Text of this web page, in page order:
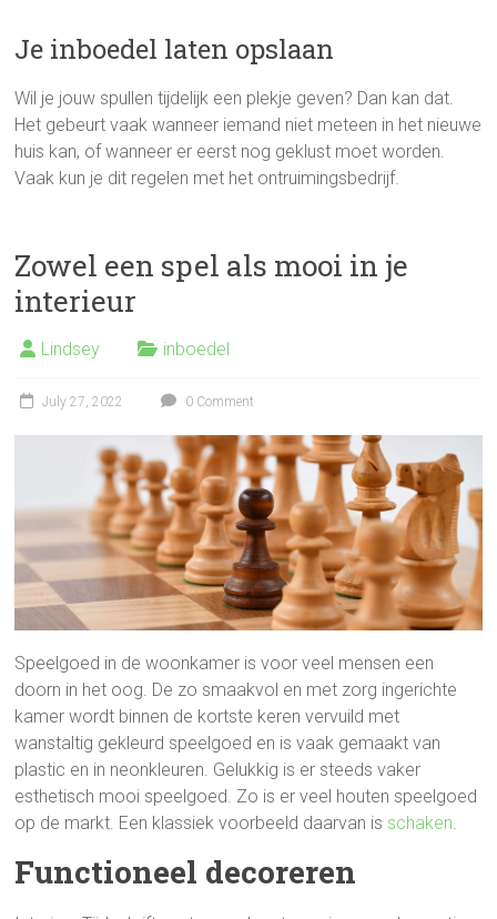
Je inboedel laten opslaan
Wil je jouw spullen tijdelijk een plekje geven? Dan kan dat.
Het gebeurt vaak wanneer iemand niet meteen in het nieuwe
huis kan, of wanneer er eerst nog geklust moet worden.
Vaak kun je dit regelen met het ontruimingsbedrijf.
Zowel een spel als mooi in je
interieur
Lindsey inboedel
July 27, 2022 0 Comment
Speelgoed in de woonkamer is voor veel mensen een
doorn in het oog. De zo smaakvol en met zorg ingerichte
kamer wordt binnen de kortste keren vervuild met
wanstaltig gekleurd speelgoed en is vaak gemaakt van
plastic en in neonkleuren. Gelukkig is er steeds vaker
esthetisch mooi speelgoed. Zo is er veel houten speelgoed
op de markt. Een klassiek voorbeeld daarvan is schaken
Functioneel decoreren